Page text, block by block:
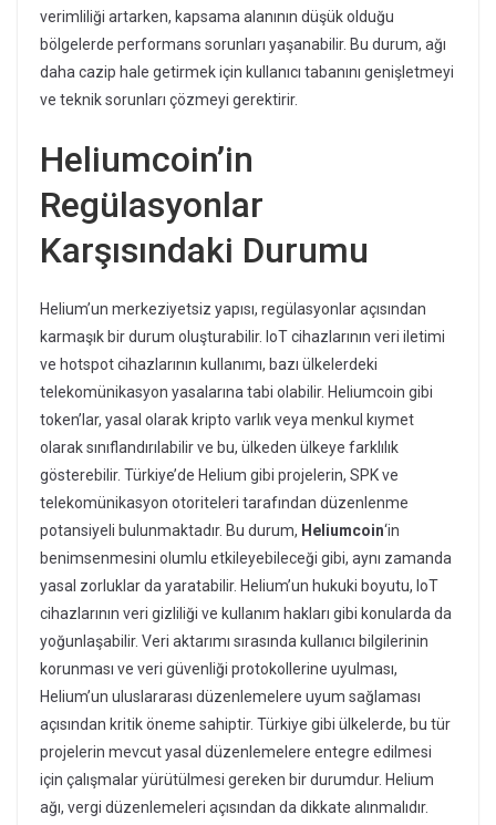
verimliliği artarken, kapsama alanının düşük olduğu
bölgelerde performans sorunları yaşanabilir. Bu durum, ağı
daha cazip hale getirmek için kullanıcı tabanını genişletmeyi
ve teknik sorunları çözmeyi gerektirir.
Heliumcoin’in
Regülasyonlar
Karşısındaki Durumu
Helium’un merkeziyetsiz yapısı, regülasyonlar açısından
karmaşık bir durum oluşturabilir. IoT cihazlarının veri iletimi
ve hotspot cihazlarının kullanımı, bazı ülkelerdeki
telekomünikasyon yasalarına tabi olabilir. Heliumcoin gibi
token’lar, yasal olarak kripto varlık veya menkul kıymet
olarak sınıflandırılabilir ve bu, ülkeden ülkeye farklılık
gösterebilir. Türkiye’de Helium gibi projelerin, SPK ve
telekomünikasyon otoriteleri tarafından düzenlenme
potansiyeli bulunmaktadır. Bu durum, Heliumcoin‘in
benimsenmesini olumlu etkileyebileceği gibi, aynı zamanda
yasal zorluklar da yaratabilir. Helium’un hukuki boyutu, IoT
cihazlarının veri gizliliği ve kullanım hakları gibi konularda da
yoğunlaşabilir. Veri aktarımı sırasında kullanıcı bilgilerinin
korunması ve veri güvenliği protokollerine uyulması,
Helium’un uluslararası düzenlemelere uyum sağlaması
açısından kritik öneme sahiptir. Türkiye gibi ülkelerde, bu tür
projelerin mevcut yasal düzenlemelere entegre edilmesi
için çalışmalar yürütülmesi gereken bir durumdur. Helium
ağı, vergi düzenlemeleri açısından da dikkate alınmalıdır.